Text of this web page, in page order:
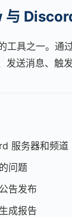
工具之一。
送消息、触发
服务器和频道
问题
告发布
成报告